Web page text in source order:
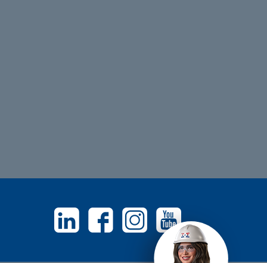
Linkedin Facebook Instagram